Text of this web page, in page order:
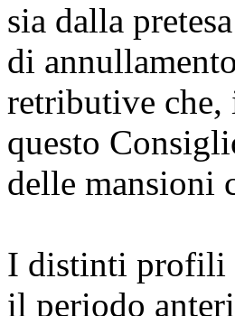
sia dalla
di
retributive che,
questo
delle mansioni
I distinti profili
il periodo